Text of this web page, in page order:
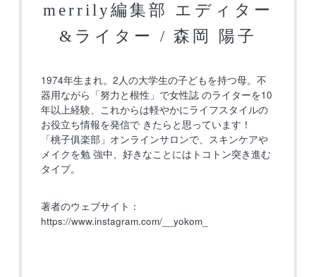
merrily編集部 エディター
&ライター / 森岡 陽子
1974年生まれ。2人の大学生の子どもを持つ母。不
器用ながら「努力と根性」で女性誌 のライターを10
年以上経験、これからは軽やかにライフスタイルの
お役立ち情報を発信で きたらと思っています！
「桃子俱楽部」オンラインサロンで、スキンケアや
メイクを勉 強中、好きなことにはトコトン突き進む
タイプ。
著者のウェブサイト：
https://www.instagram.com/__yokom_